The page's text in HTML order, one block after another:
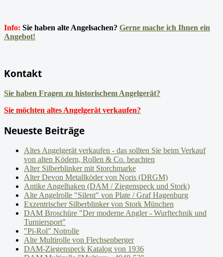
Info: Sie haben alte Angelsachen? Gerne mache ich Ihnen ein
Angebot!
Kontakt
Sie haben Fragen zu historischem Angelgerät?
Sie möchten altes Angelgerät verkaufen?
Neueste Beiträge
Altes Angelgerät verkaufen - das sollten Sie beim Verkauf
von alten Ködern, Rollen & Co. beachten
Alter Silberblinker mit Storchmarke
Alter Devon Metallköder von Noris (DRGM)
Antike Angelhaken (DAM / Ziegenspeck und Stork)
Alte Angelrolle "Silent" von Plate / Graf Hagenburg
Exzentrischer Silberblinker von Stork München
DAM Broschüre "Der moderne Angler - Wurftechnik und
Turniersport"
"Pi-Rol" Notrolle
Alte Multirolle von Flechsenberger
DAM-Ziegenspeck Katalog von 1936